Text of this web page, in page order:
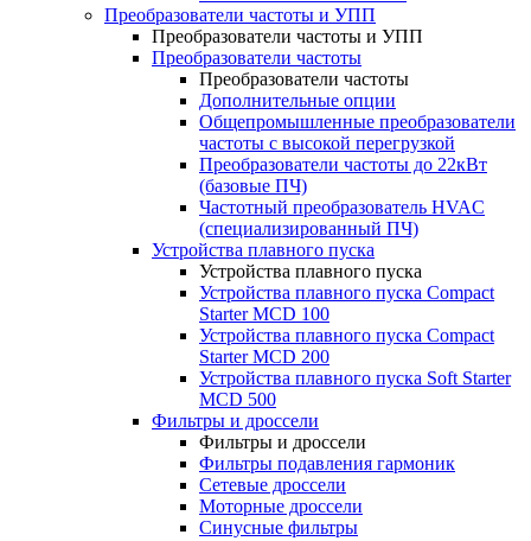
Преобразователи частоты и УПП
Преобразователи частоты и УПП
Преобразователи частоты
Преобразователи частоты
Дополнительные опции
Общепромышленные преобразователи
частоты с высокой перегрузкой
Преобразователи частоты до 22кВт
(базовые ПЧ)
Частотный преобразователь HVAC
(специализированный ПЧ)
Устройства плавного пуска
Устройства плавного пуска
Устройства плавного пуска Compact
Starter MCD 100
Устройства плавного пуска Compact
Starter MCD 200
Устройства плавного пуска Soft Starter
MCD 500
Фильтры и дроссели
Фильтры и дроссели
Фильтры подавления гармоник
Сетевые дроссели
Моторные дроссели
Синусные фильтры